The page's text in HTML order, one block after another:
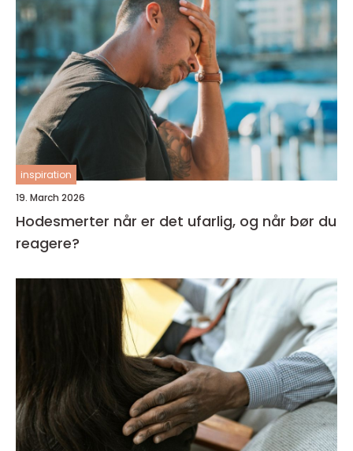
inspiration
19. March 2026
Hodesmerter når er det ufarlig, og når bør du
reagere?